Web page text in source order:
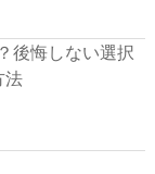
後悔しない選択
法